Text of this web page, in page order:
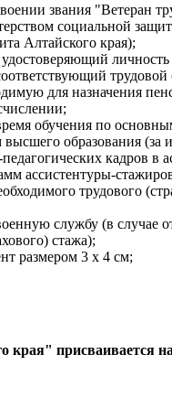
звания "Ветеран
социальной
Алтайского края);
трудовой
для назначения
обучения по
образования (за
кадров в
ассистентуры-
трудового
службу (в случае
стажа);
размером 3 x 4 см;
края" присваивается